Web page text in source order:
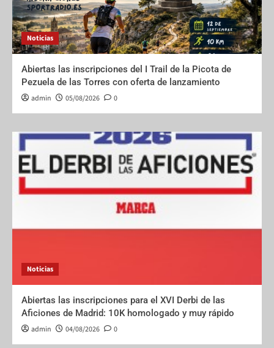
Noticias
Abiertas las inscripciones del I Trail de la Picota de
Pezuela de las Torres con oferta de lanzamiento
admin 05/08/2026 0
Noticias
Abiertas las inscripciones para el XVI Derbi de las
Aficiones de Madrid: 10K homologado y muy rápido
admin 04/08/2026 0